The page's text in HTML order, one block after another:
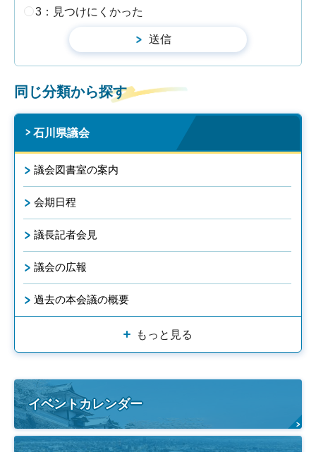
3：見つけにくかった
同じ分類から探す
石川県議会
議会図書室の案内
会期日程
議長記者会見
議会の広報
過去の本会議の概要
もっと見る
イベントカレンダー